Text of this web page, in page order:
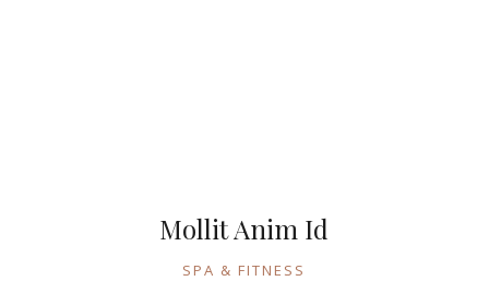
SPA & FITNESS
Mollit Anim Id